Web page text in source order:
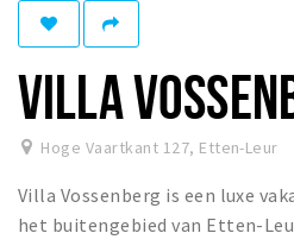
Winkelgebieden
Bezienswaardigheden
Musea, theaters & podia
Uitjes & activiteiten
Toeristische routes
VILLA
Hoge Vaartkant 127, Etten-Leur
Villa Vossenberg is een luxe
het buitengebied van Etten-